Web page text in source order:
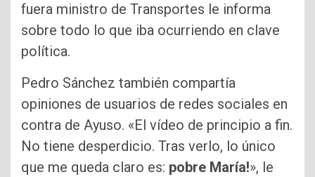
fuera ministro de Transportes le informa
sobre todo lo que iba ocurriendo en clave
política.
Pedro Sánchez también compartía
opiniones de usuarios de redes sociales en
contra de Ayuso. «El vídeo de principio a fin.
No tiene desperdicio. Tras verlo, lo único
que me queda claro es: pobre María!», le